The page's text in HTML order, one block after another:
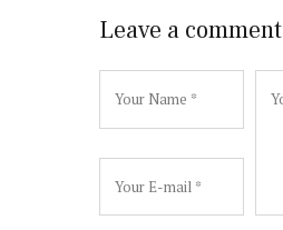
Leave a comment